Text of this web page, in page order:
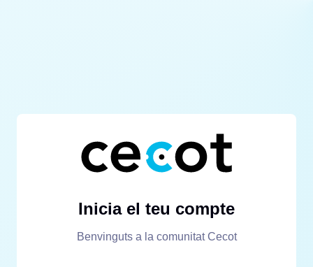
Inicia el teu compte
Benvinguts a la comunitat Cecot